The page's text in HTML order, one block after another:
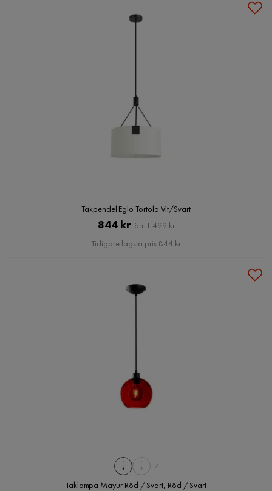
Takpendel Eglo Tortola Vit/Svart
Pris
844 kr Original
Pris
Förr 1 499 kr
Tidigare lägsta pris 844 kr
+7
Taklampa Mayur Röd / Svart, Röd / Svart